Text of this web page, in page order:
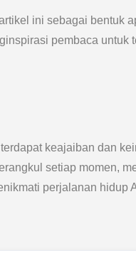
ini sebagai bentuk
pembaca
keajaiban dan
setiap momen,
perjalanan hidup